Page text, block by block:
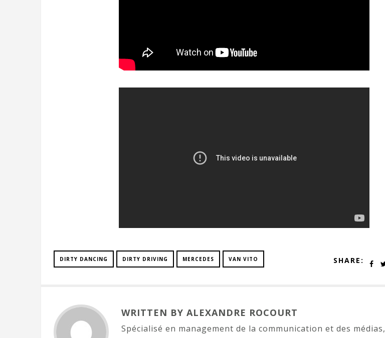
DIRTY DANCING DIRTY DRIVING MERCEDES VAN VITO SHARE:
WRITTEN BY ALEXANDRE ROCOURT
Spécialisé en management de la communication et des médias,